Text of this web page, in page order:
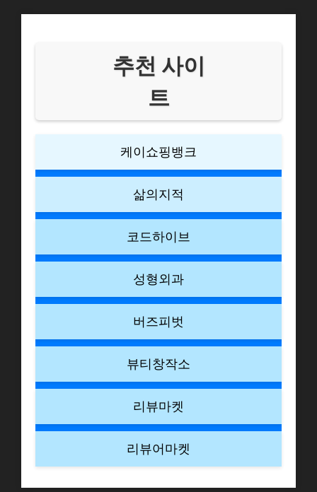
추천 사이
트
케이쇼핑뱅크
삶의지적
코드하이브
성형외과
버즈피벗
뷰티창작소
리뷰마켓
리뷰어마켓